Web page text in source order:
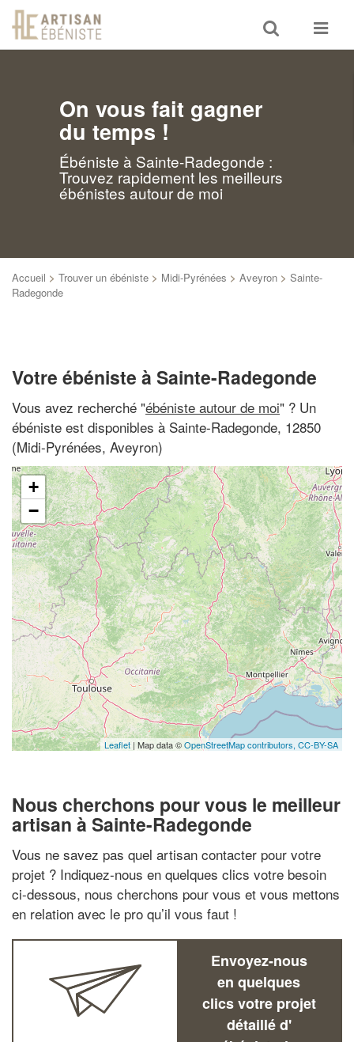
Toggle
search
Toggle
On vous fait gagner
du temps !
Ébéniste à Sainte-Radegonde :
Trouvez rapidement les meilleurs
ébénistes autour de moi
Accueil > Trouver un ébéniste > Midi-Pyrénées > Aveyron > Sainte-
Radegonde
Votre ébéniste à Sainte-Radegonde
Vous avez recherché "ébéniste autour de moi" ? Un
ébéniste est disponibles à Sainte-Radegonde, 12850
(Midi-Pyrénées, Aveyron)
+
−
Leaflet | Map data ©OpenStreetMap contributors, CC-BY-SA
Nous cherchons pour vous le meilleur
artisan à Sainte-Radegonde
Vous ne savez pas quel artisan contacter pour votre
projet ? Indiquez-nous en quelques clics votre besoin
ci-dessous, nous cherchons pour vous et vous mettons
en relation avec le pro qu’il vous faut !
Envoyez-nous
en quelques
clics votre projet
détaillé d'